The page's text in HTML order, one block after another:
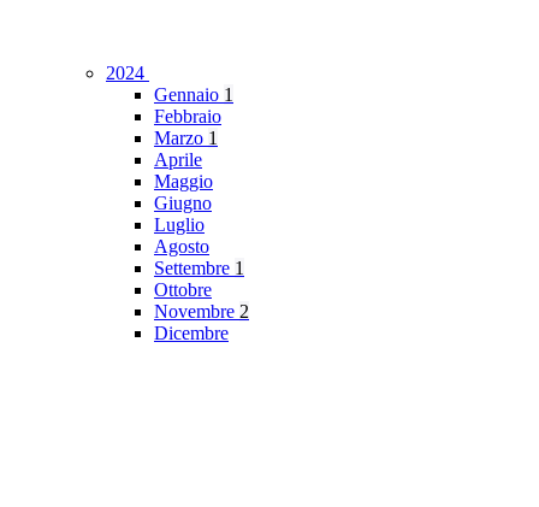
2024
Gennaio 1
Febbraio
Marzo 1
Aprile
Maggio
Giugno
Luglio
Agosto
Settembre 1
Ottobre
Novembre 2
Dicembre